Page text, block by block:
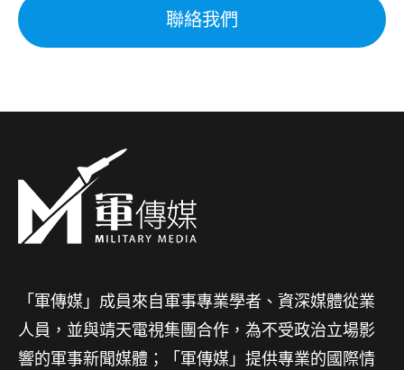
聯絡我們
「軍傳媒」成員來自軍事專業學者、資深媒體從業
人員，並與靖天電視集團合作，為不受政治立場影
響的軍事新聞媒體；「軍傳媒」提供專業的國際情